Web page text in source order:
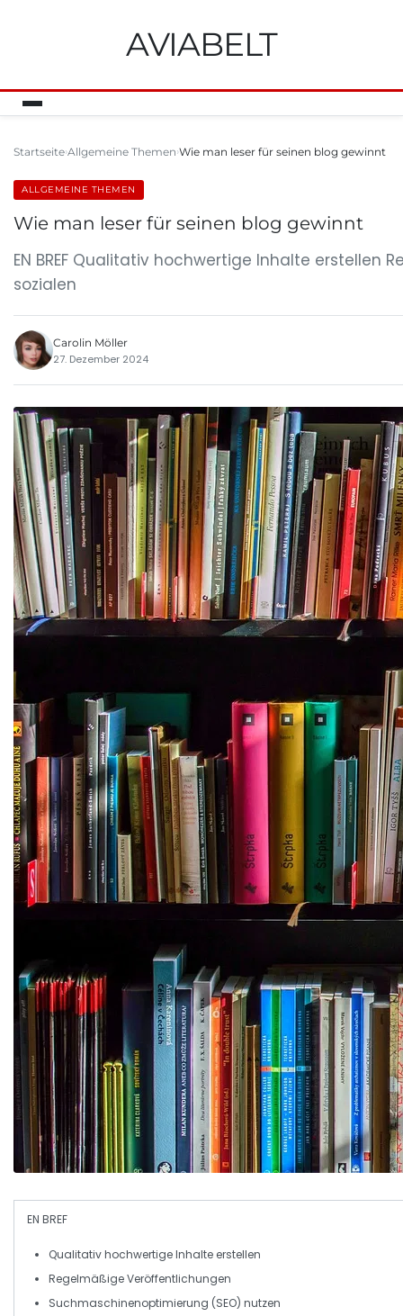
AVIABELT
Startseite Allgemeine Themen Wie man leser für seinen blog gewinnt
ALLGEMEINE THEMEN
Wie man leser für seinen blog gewinnt
EN BREF Qualitativ hochwertige Inhalte
sozialen
Carolin Möller
27. Dezember 2024
EN BREF
Qualitativ hochwertige Inhalte erstellen
Regelmäßige Veröffentlichungen
Suchmaschinenoptimierung (SEO) nutzen